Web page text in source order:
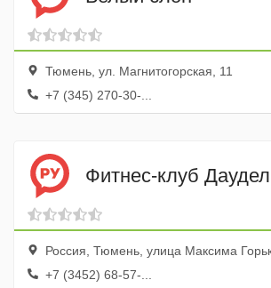
Тюмень, ул. Магнитогорская, 11
+7 (345) 270-30-...
Фитнес-клуб
Россия, Тюмень, улица Максима
+7 (3452) 68-57-...